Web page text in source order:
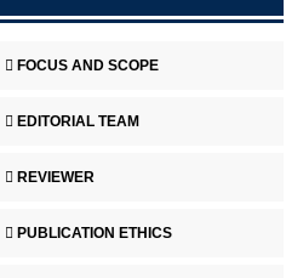
FOCUS AND SCOPE
EDITORIAL TEAM
REVIEWER
PUBLICATION ETHICS